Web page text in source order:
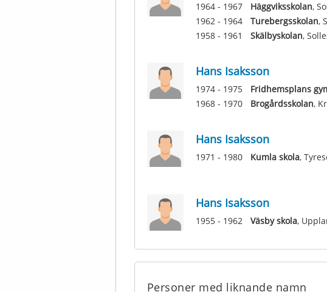
1964 - 1967 Häggviksskolan,
1962 - 1964
Turebergsskolan,
1958 - 1961
Skälbyskolan,
Hans Isaksson
1974 - 1975 Fridhemsplans
1968 - 1970
Brogårdsskolan,
Hans Isaksson
1971 - 1980 Kumla skola,
Hans Isaksson
1955 - 1962 Väsby skola,
Personer med liknande namn